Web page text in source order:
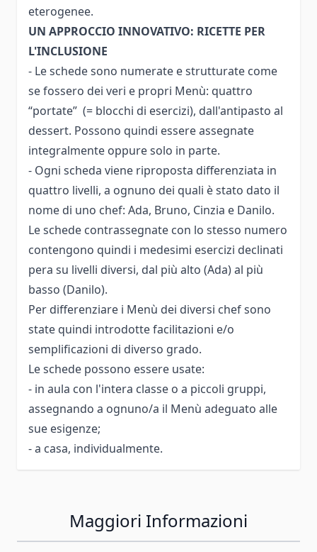
eterogenee.
UN APPROCCIO INNOVATIVO: RICETTE PER
L'INCLUSIONE
- Le schede sono numerate e strutturate come
se fossero dei veri e propri Menù: quattro
“portate” (= blocchi di esercizi), dall'antipasto al
dessert. Possono quindi essere assegnate
integralmente oppure solo in parte.
- Ogni scheda viene riproposta differenziata in
quattro livelli, a ognuno dei quali è stato dato il
nome di uno chef: Ada, Bruno, Cinzia e Danilo.
Le schede contrassegnate con lo stesso numero
contengono quindi i medesimi esercizi declinati
pera su livelli diversi, dal più alto (Ada) al più
basso (Danilo).
Per differenziare i Menù dei diversi chef sono
state quindi introdotte facilitazioni e/o
semplificazioni di diverso grado.
Le schede possono essere usate:
- in aula con l'intera classe o a piccoli gruppi,
assegnando a ognuno/a il Menù adeguato alle
sue esigenze;
- a casa, individualmente.
Maggiori Informazioni